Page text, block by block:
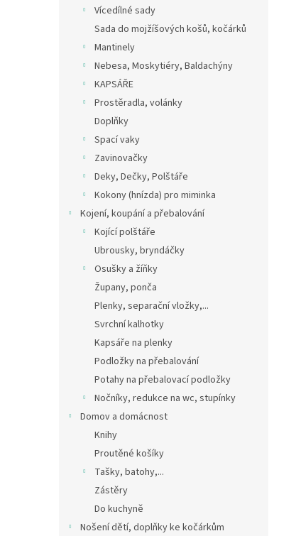
Vícedílné sady
Sada do mojžíšových košů, kočárků
Mantinely
Nebesa, Moskytiéry, Baldachýny
KAPSÁŘE
Prostěradla, volánky
Doplňky
Spací vaky
Zavinovačky
Deky, Dečky, Polštáře
Kokony (hnízda) pro miminka
Kojení, koupání a přebalování
Kojící polštáře
Ubrousky, bryndáčky
Osušky a žíňky
Župany, ponča
Plenky, separační vložky,...
Svrchní kalhotky
Kapsáře na plenky
Podložky na přebalování
Potahy na přebalovací podložky
Nočníky, redukce na wc, stupínky
Domov a domácnost
Knihy
Proutěné košíky
Tašky, batohy,...
Zástěry
Do kuchyně
Nošení dětí, doplňky ke kočárkům